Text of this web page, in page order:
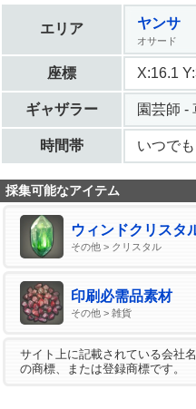
エリア ヤンサ
オサード
座標 X:16.1
ギャザラー 園芸師 -
時間帯 いつでも
採集可能なアイテム
ウィンドクリスタ
その他 > クリスタル
印刷必需品素材
その他 > 雑貨
サイト上に記載されている会社
の商標、または登録商標です。